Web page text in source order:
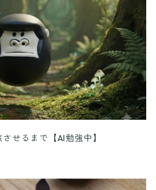
せるまで【AI勉強中】